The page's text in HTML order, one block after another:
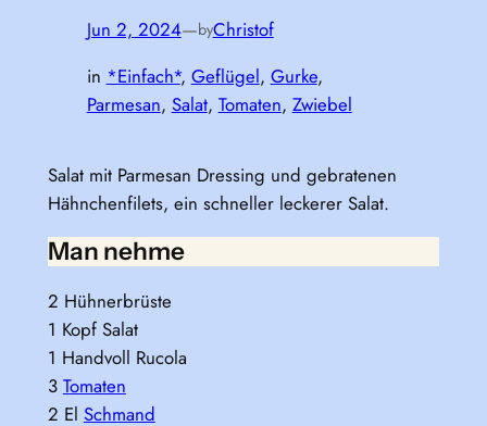
Jun 2, 2024—byChristof
in *Einfach*, Geflügel, Gurke
Parmesan, Salat, Tomaten, Zwiebel
Salat mit Parmesan Dressing und gebratenen
Hähnchenfilets, ein schneller leckerer Salat.
Man nehme
2 Hühnerbrüste
1 Kopf Salat
1 Handvoll Rucola
3 Tomaten
2 El Schmand